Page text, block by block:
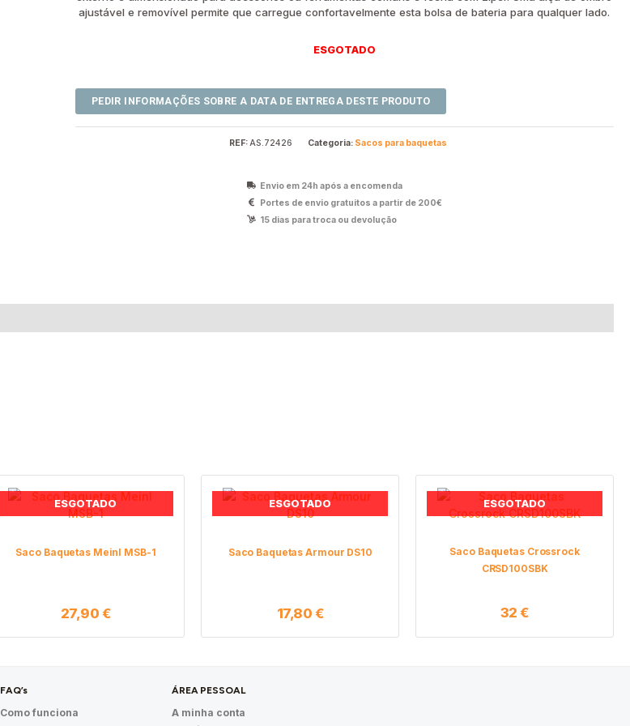
ajustável e removível permite que carregue confortavelmente esta bolsa de bateria para qualquer lado.
ESGOTADO
REF:AS.72426 Categoria: Sacos para baquetas
Envio em 24h após a encomenda
Portes de envio gratuitos a partir de 200€
15 dias para troca ou devolução
ESGOTADO
Saco Baquetas Meinl MSB-1
27,90 €
ESGOTADO
Saco Baquetas Armour DS10
17,80 €
ESGOTADO
Saco Baquetas Crossrock
CRSD100SBK
32€
FAQ’s
Como funciona
ÁREA PESSOAL
A minha conta